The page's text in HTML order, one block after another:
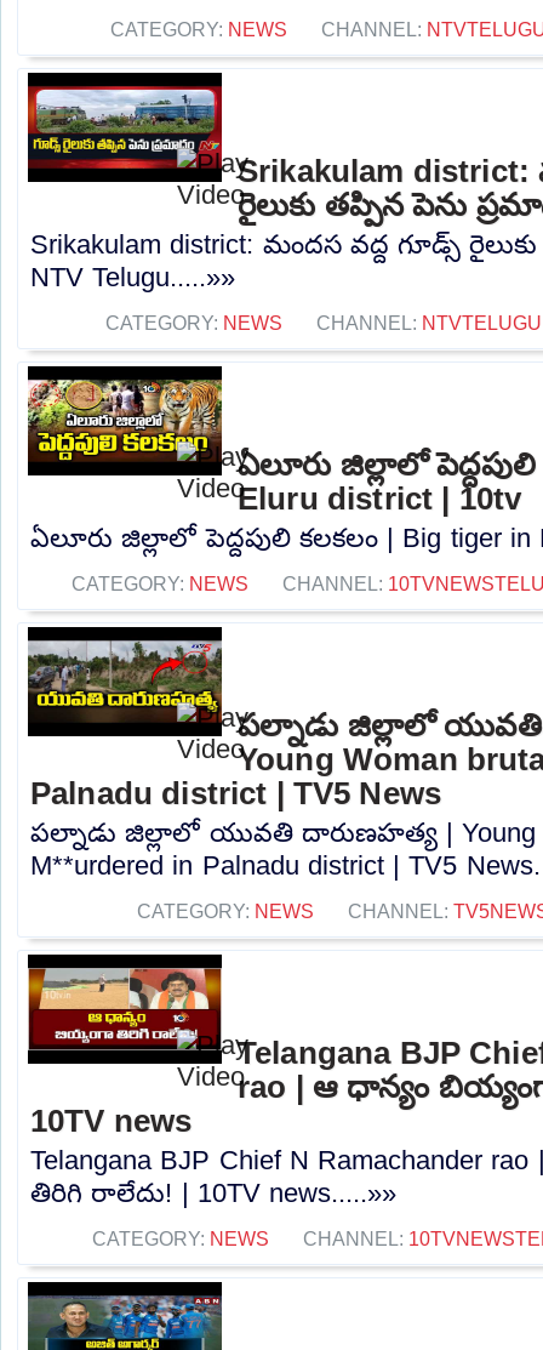
CATEGORY: NEWS CHANNEL:
Srikakulam district:
రైలుకు తప్పిన పెను
Srikakulam district: మందస వద్ద గూడ్స్
NTV Telugu.....»»
CATEGORY: NEWS CHANNEL: NTVTELUGU
ఏలూరు జిల్లాలో
Eluru district | 10tv
ఏలూరు జిల్లాలో పెద్దపులి కలకలం | Big tiger in
CATEGORY: NEWS CHANNEL:
పల్నాడు జిల్లాలో
Young Woman
Palnadu district | TV5 News
పల్నాడు జిల్లాలో యువతి దారుణహత్య | Young
M**urdered in Palnadu district | TV5
CATEGORY: NEWS CHANNEL:
Telangana BJP
rao | ఆ ధాన్యం
10TV news
Telangana BJP Chief N Ramachander
తిరిగి రాలేదు! | 10TV news.....»»
CATEGORY: NEWS CHANNEL: